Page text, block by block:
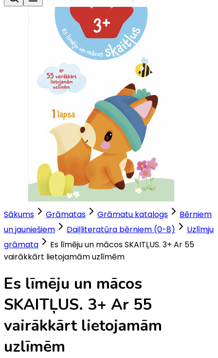
Sākums Grāmatas Grāmatu katalogs
Bērniem
un jauniešiem
Daiļliteratūra bērniem (0-8)
Uzlīmju
grāmata
Es līmēju un mācos SKAITĻUS. 3+ Ar 55
vairākkārt lietojamām uzlīmēm
Es līmēju un mācos
SKAITĻUS. 3+ Ar 55
vairākkārt lietojamām
uzlīmēm